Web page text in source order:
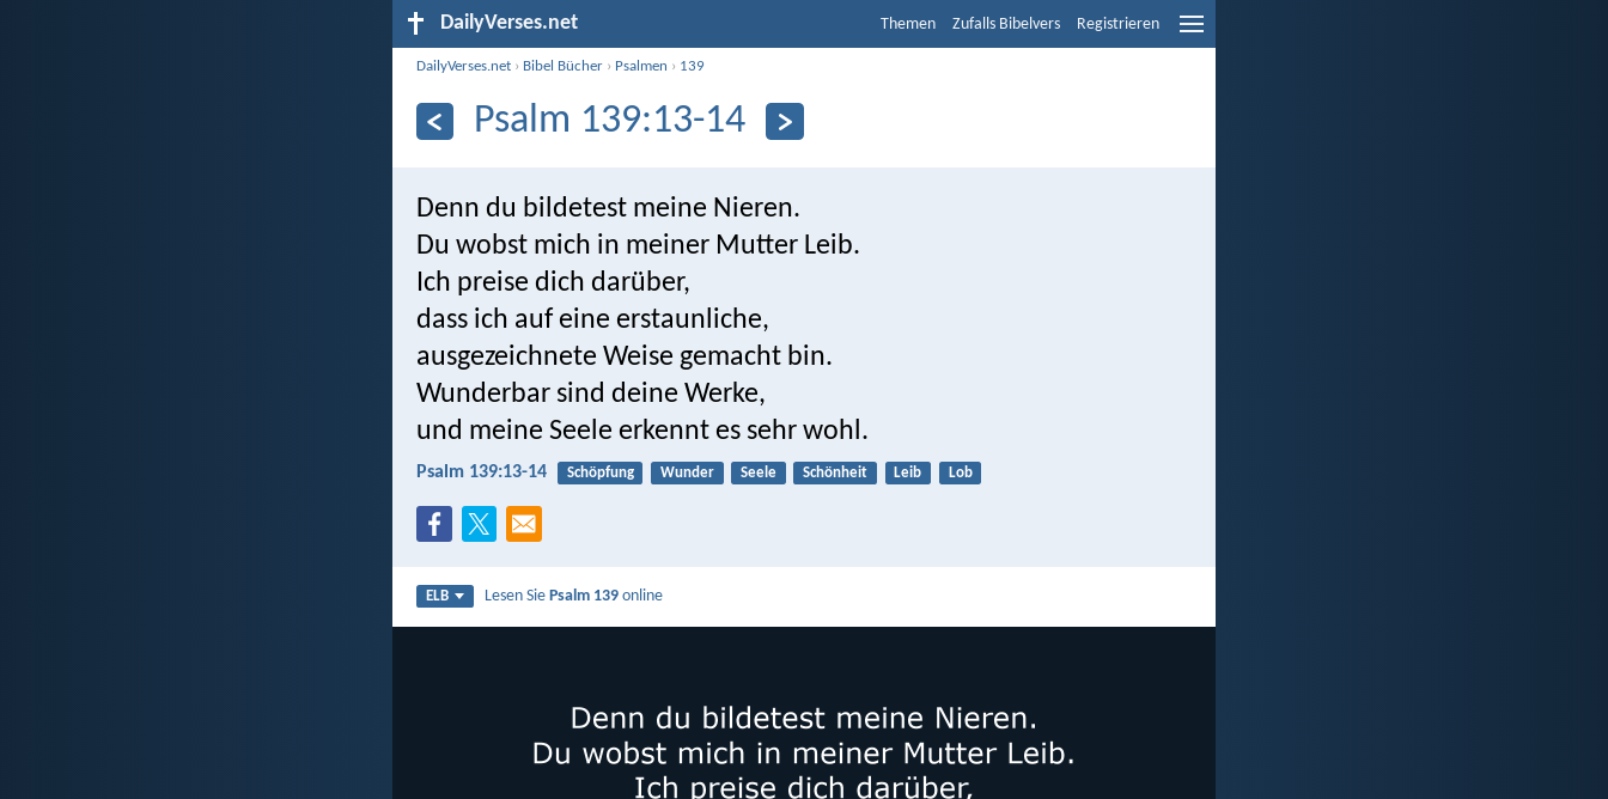
DailyVerses.net Themen Zufalls Bibelvers Registrieren
DailyVerses.net › Bibel Bücher › Psalmen › 139
Psalm 139:13-14
Denn du bildetest meine Nieren.
Du wobst mich in meiner Mutter Leib.
Ich preise dich darüber,
dass ich auf eine erstaunliche,
ausgezeichnete Weise gemacht bin.
Wunderbar sind deine Werke,
und meine Seele erkennt es sehr wohl.
Psalm 139:13-14 Schöpfung Wunder Seele Schönheit Leib Lob
ELB Lesen SiePsalm 139 online